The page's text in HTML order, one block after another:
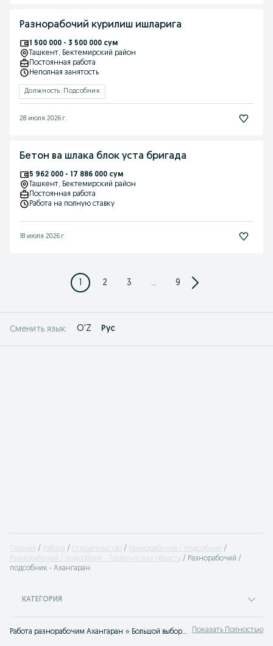
Разнорабочий курилиш ишларига
1 500 000 - 3 500 000 сум
Ташкент, Бектемирский район
Постоянная работа
Неполная занятость
Должность: Подсобник
28 июля 2026 г.
Бетон ва шлака блок уста бригада
5 962 000 - 17 886 000 сум
Ташкент, Бектемирский район
Постоянная работа
Работа на полную ставку
18 июля 2026 г.
1 2 3 ... 9
Сменить язык: O'Z Рус
Главная Работа Строительство
Разнорабочий / подсобник
Разнорабочий / подсобник - Ташкентская область
Разнорабочий /
подсобник - Ахангаран
КАТЕГОРИЯ
Работа разнорабочим Ахангаран ⭐ Большой выбор вакансий разнорабочих ✔️ вахта ✔️ на стройку ✔️ с ежедневной оплатой ⮞⮞ OLX.uz Ахангаран Показать Полностью